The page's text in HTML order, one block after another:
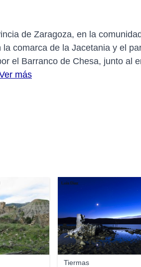
de Zaragoza, en la
comarca de la Jacetania y el
el Barranco de Chesa, junto al
más
Tiermas
Luis Diaz